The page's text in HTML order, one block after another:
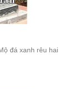
đá xanh rêu hai